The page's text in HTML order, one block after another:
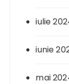
iulie
iunie
mai